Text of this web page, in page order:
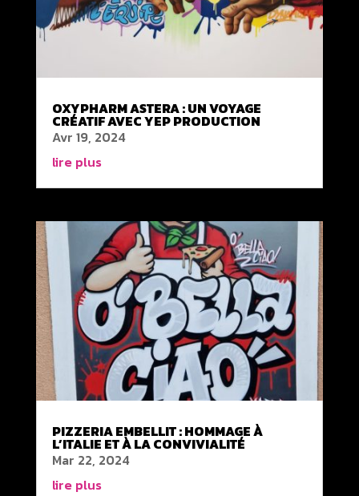
OXYPHARM ASTERA : UN VOYAGE
CRÉATIF AVEC YEP PRODUCTION
Avr 19, 2024
lire plus
PIZZERIA EMBELLIT : HOMMAGE À
L’ITALIE ET À LA CONVIVIALITÉ
Mar 22, 2024
lire plus